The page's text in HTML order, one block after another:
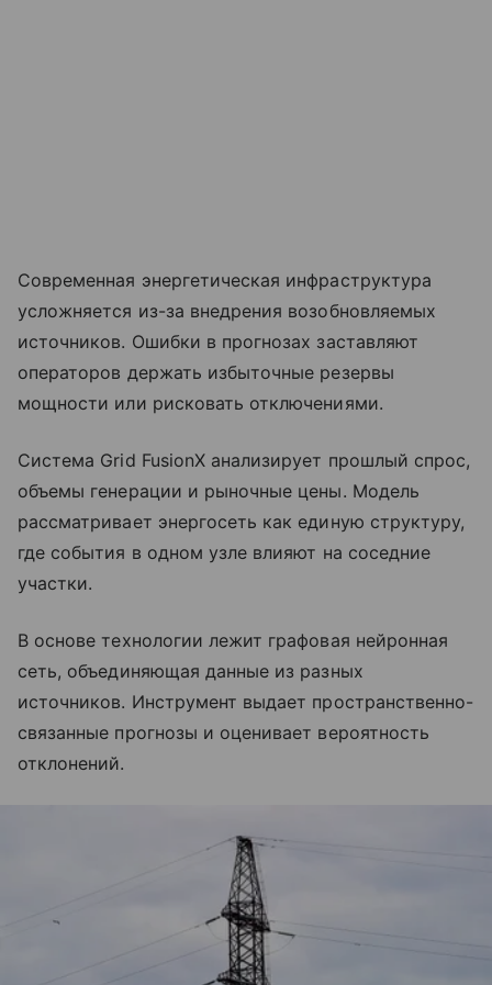
Современная энергетическая инфраструктура
усложняется из-за внедрения возобновляемых
источников. Ошибки в прогнозах заставляют
операторов держать избыточные резервы
мощности или рисковать отключениями.
Система Grid FusionX анализирует прошлый спрос,
объемы генерации и рыночные цены. Модель
рассматривает энергосеть как единую структуру,
где события в одном узле влияют на соседние
участки.
В основе технологии лежит графовая нейронная
сеть, объединяющая данные из разных
источников. Инструмент выдает пространственно-
связанные прогнозы и оценивает вероятность
отклонений.